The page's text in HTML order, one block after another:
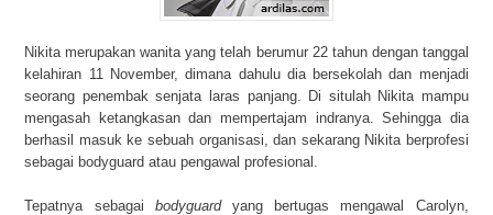
Nikita merupakan wanita yang telah berumur 22 tahun dengan tanggal
kelahiran 11 November, dimana dahulu dia bersekolah dan menjadi
seorang penembak senjata laras panjang. Di situlah Nikita mampu
mengasah ketangkasan dan mempertajam indranya. Sehingga dia
berhasil masuk ke sebuah organisasi, dan sekarang Nikita berprofesi
sebagai bodyguard atau pengawal profesional.
Tepatnya sebagai bodyguardyang bertugas mengawal Carolyn,